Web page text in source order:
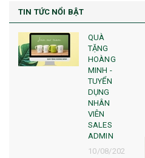
TIN TỨC NỔI BẬT
QUÀ
TẶNG
HOÀNG
MINH -
TUYỂN
DỤNG
NHÂN
VIÊN
SALES
ADMIN
10/08/202